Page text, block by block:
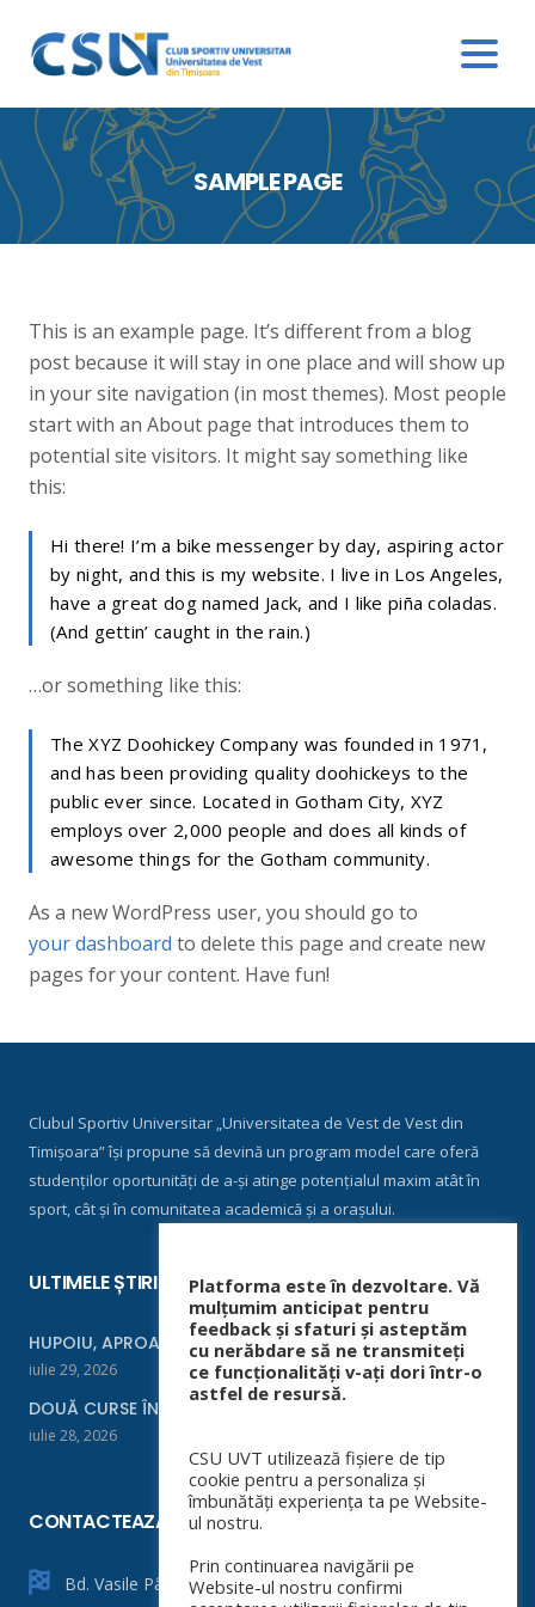
SAMPLE PAGE
This is an example page. It’s different from a blog
post because it will stay in one place and will show up
in your site navigation (in most themes). Most people
start with an About page that introduces them to
potential site visitors. It might say something like
this:
Hi there! I’m a bike messenger by day, aspiring actor
by night, and this is my website. I live in Los Angeles,
have a great dog named Jack, and I like piña coladas.
(And gettin’ caught in the rain.)
…or something like this:
The XYZ Doohickey Company was founded in 1971,
and has been providing quality doohickeys to the
public ever since. Located in Gotham City, XYZ
employs over 2,000 people and does all kinds of
awesome things for the Gotham community.
As a new WordPress user, you should go to
your dashboard to delete this page and create new
pages for your content. Have fun!
Clubul Sportiv Universitar „Universitatea de Vest de Vest din
Timișoara” își propune să devină un program model care oferă
studenților oportunități de a-și atinge potențialul maxim atât în
sport, cât și în comunitatea academică și a orașului.
ULTIMELE ȘTIRI
HUPOIU, APROAPE DE FINALĂ LA ORADEA
iulie 29, 2026
DOUĂ CURSE ÎNTR-UN WEEKEND
iulie 28, 2026
CONTACTEAZĂ-NE
Bd. Vasile Pârvan nr. 4
Platforma este în dezvoltare. Vă
mulțumim anticipat pentru
feedback și sfaturi și asteptăm
cu nerăbdare să ne transmiteți
ce funcționalități v-ați dori într-o
astfel de resursă.
CSU UVT utilizează fișiere de tip
cookie pentru a personaliza și
îmbunătăți experiența ta pe Website-
ul nostru.
Prin continuarea navigării pe
Website-ul nostru confirmi